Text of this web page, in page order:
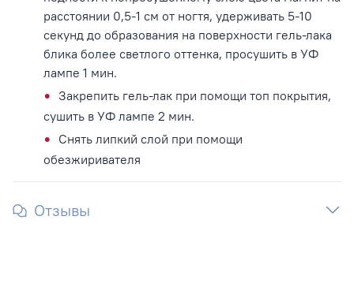
расстоянии 0,5-1 см от ногтя, удерживать 5-10
секунд до образования на поверхности гель-лака
блика более светлого оттенка, просушить в УФ
лампе 1 мин.
Закрепить гель-лак при помощи топ покрытия,
сушить в УФ лампе 2 мин.
Снять липкий слой при помощи
обезжиривателя
Отзывы